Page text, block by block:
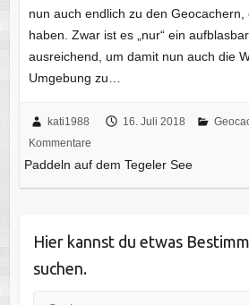
nun auch endlich zu den
haben. Zwar ist es „nur“ ein
ausreichend, um damit nun auch die
Umgebung zu…
kati1988 16. Juli 2018
Kommentare
Paddeln auf dem Tegeler See
Hier kannst du etwas
suchen.
Suche